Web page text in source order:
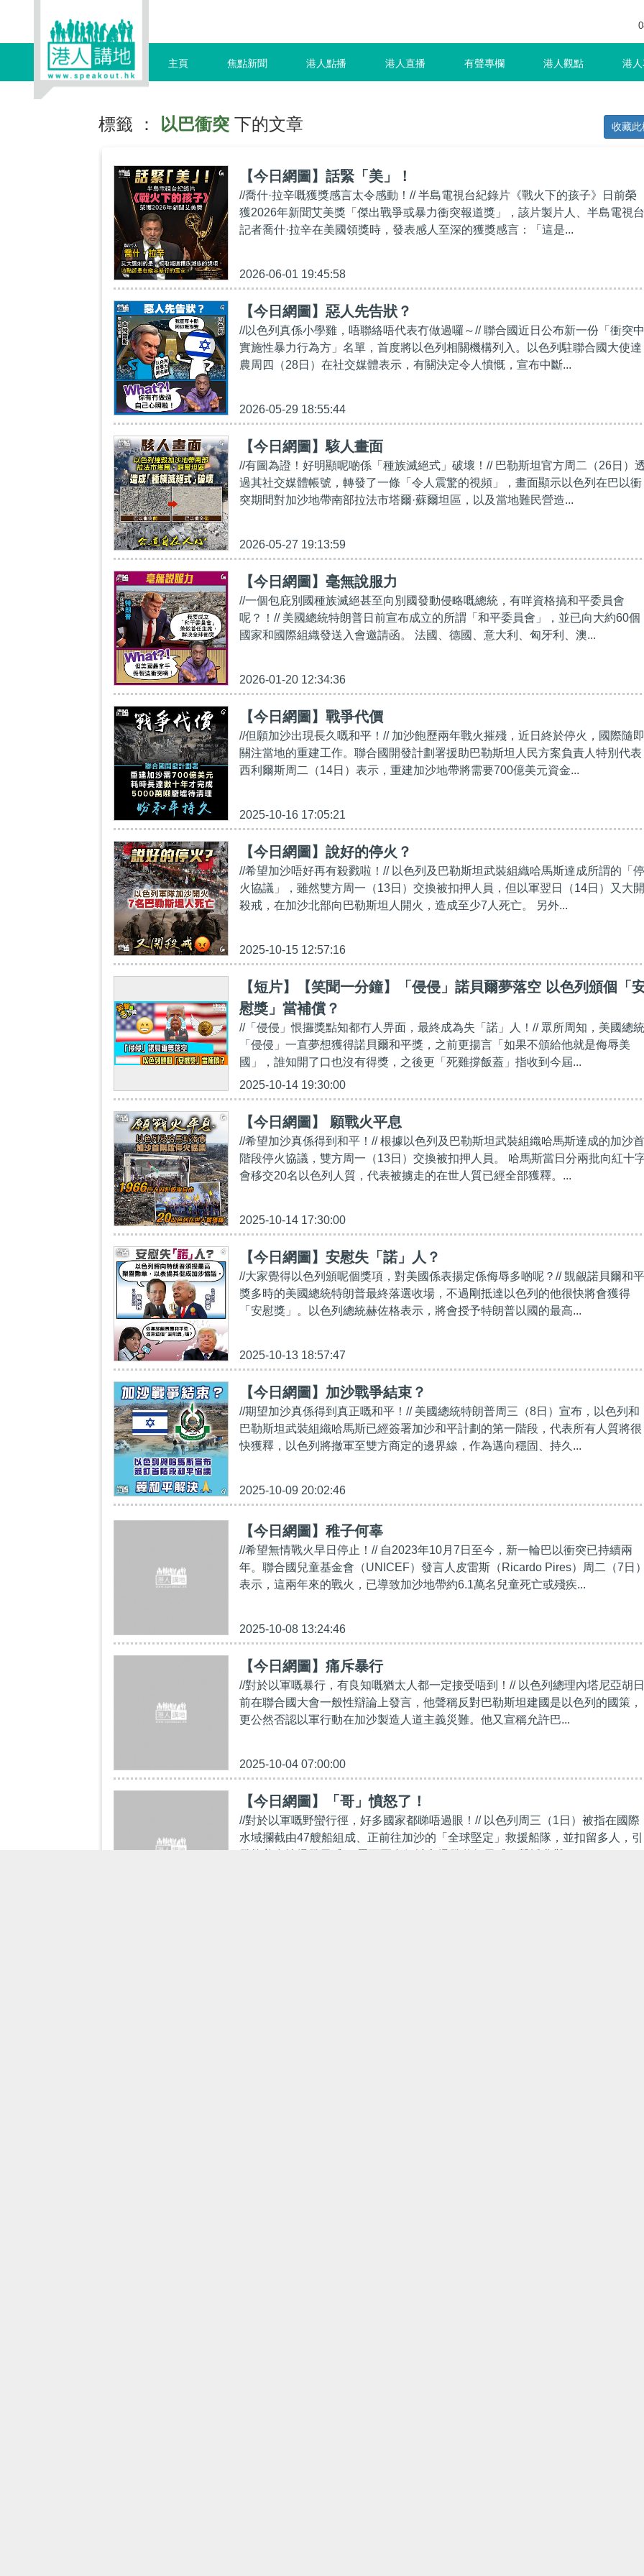
主頁 焦點新聞 港人點播 港人直播 有聲專欄 港人觀點 港
標籤 ： 以巴衝突 下的文章 收藏此
【今日網圖】話緊「美」！
//喬什·拉辛嘅獲獎感言太令感動！// 半島電視台紀錄片《戰火下的孩子》日前榮
獲2026年新聞艾美獎「傑出戰爭或暴力衝突報道獎」，該片製片人、半島電視台
記者喬什·拉辛在美國領獎時，發表感人至深的獲獎感言：「這是...
2026-06-01 19:45:58
【今日網圖】惡人先告狀？
//以色列真係小學雞，唔聯絡唔代表冇做過囉～// 聯合國近日公布新一份「衝突中
實施性暴力行為方」名單，首度將以色列相關機構列入。以色列駐聯合國大使達
農周四（28日）在社交媒體表示，有關決定令人憤慨，宣布中斷...
2026-05-29 18:55:44
【今日網圖】駭人畫面
//有圖為證！好明顯呢啲係「種族滅絕式」破壞！// 巴勒斯坦官方周二（26日）
過其社交媒體帳號，轉發了一條「令人震驚的視頻」，畫面顯示以色列在巴以衝
突期間對加沙地帶南部拉法市塔爾·蘇爾坦區，以及當地難民營造...
2026-05-27 19:13:59
【今日網圖】毫無說服力
//一個包庇別國種族滅絕甚至向別國發動侵略嘅總統，有咩資格搞和平委員會
呢？！// 美國總統特朗普日前宣布成立的所謂「和平委員會」，並已向大約60個
國家和國際組織發送入會邀請函。 法國、德國、意大利、匈牙利、澳...
2026-01-20 12:34:36
【今日網圖】戰爭代價
//但願加沙出現長久嘅和平！// 加沙飽歷兩年戰火摧殘，近日終於停火，國際隨即
關注當地的重建工作。聯合國開發計劃署援助巴勒斯坦人民方案負責人特別代表
西利爾斯周二（14日）表示，重建加沙地帶將需要700億美元資金...
2025-10-16 17:05:21
【今日網圖】說好的停火？
//希望加沙唔好再有殺戮啦！// 以色列及巴勒斯坦武裝組織哈馬斯達成所謂的「停
火協議」，雖然雙方周一（13日）交換被扣押人員，但以軍翌日（14日）又大開
殺戒，在加沙北部向巴勒斯坦人開火，造成至少7人死亡。 另外...
2025-10-15 12:57:16
【短片】【笑聞一分鐘】「侵侵」諾貝爾夢落空 以色列頒個「
慰獎」當補償？
//「侵侵」恨攞獎點知都冇人畀面，最終成為失「諾」人！// 眾所周知，美國總統
「侵侵」一直夢想獲得諾貝爾和平獎，之前更揚言「如果不頒給他就是侮辱美
國」，誰知開了口也沒有得獎，之後更「死雞撐飯蓋」指收到今屆...
2025-10-14 19:30:00
【今日網圖】 願戰火平息
//希望加沙真係得到和平！// 根據以色列及巴勒斯坦武裝組織哈馬斯達成的加沙首
階段停火協議，雙方周一（13日）交換被扣押人員。 哈馬斯當日分兩批向紅十
會移交20名以色列人質，代表被擄走的在世人質已經全部獲釋。...
2025-10-14 17:30:00
【今日網圖】安慰失「諾」人？
//大家覺得以色列頒呢個獎項，對美國係表揚定係侮辱多啲呢？// 覬覦諾貝爾和平
獎多時的美國總統特朗普最終落選收場，不過剛抵達以色列的他很快將會獲得
「安慰獎」。以色列總統赫佐格表示，將會授予特朗普以國的最高...
2025-10-13 18:57:47
【今日網圖】加沙戰爭結束？
//期望加沙真係得到真正嘅和平！// 美國總統特朗普周三（8日）宣布，以色列和
巴勒斯坦武裝組織哈馬斯已經簽署加沙和平計劃的第一階段，代表所有人質將很
快獲釋，以色列將撤軍至雙方商定的邊界線，作為邁向穩固、持久...
2025-10-09 20:02:46
【今日網圖】稚子何辜
//希望無情戰火早日停止！// 自2023年10月7日至今，新一輪巴以衝突已持續兩
年。聯合國兒童基金會（UNICEF）發言人皮雷斯（Ricardo Pires）周二（7日
表示，這兩年來的戰火，已導致加沙地帶約6.1萬名兒童死亡或殘疾...
2025-10-08 13:24:46
【今日網圖】痛斥暴行
//對於以軍嘅暴行，有良知嘅猶太人都一定接受唔到！// 以色列總理內塔尼亞胡日
前在聯合國大會一般性辯論上發言，他聲稱反對巴勒斯坦建國是以色列的國策，
更公然否認以軍行動在加沙製造人道主義災難。他又宣稱允許巴...
2025-10-04 07:00:00
【今日網圖】「哥」憤怒了！
//對於以軍嘅野蠻行徑，好多國家都睇唔過眼！// 以色列周三（1日）被指在國際
水域攔截由47艘船組成、正前往加沙的「全球堅定」救援船隊，並扣留多人，引